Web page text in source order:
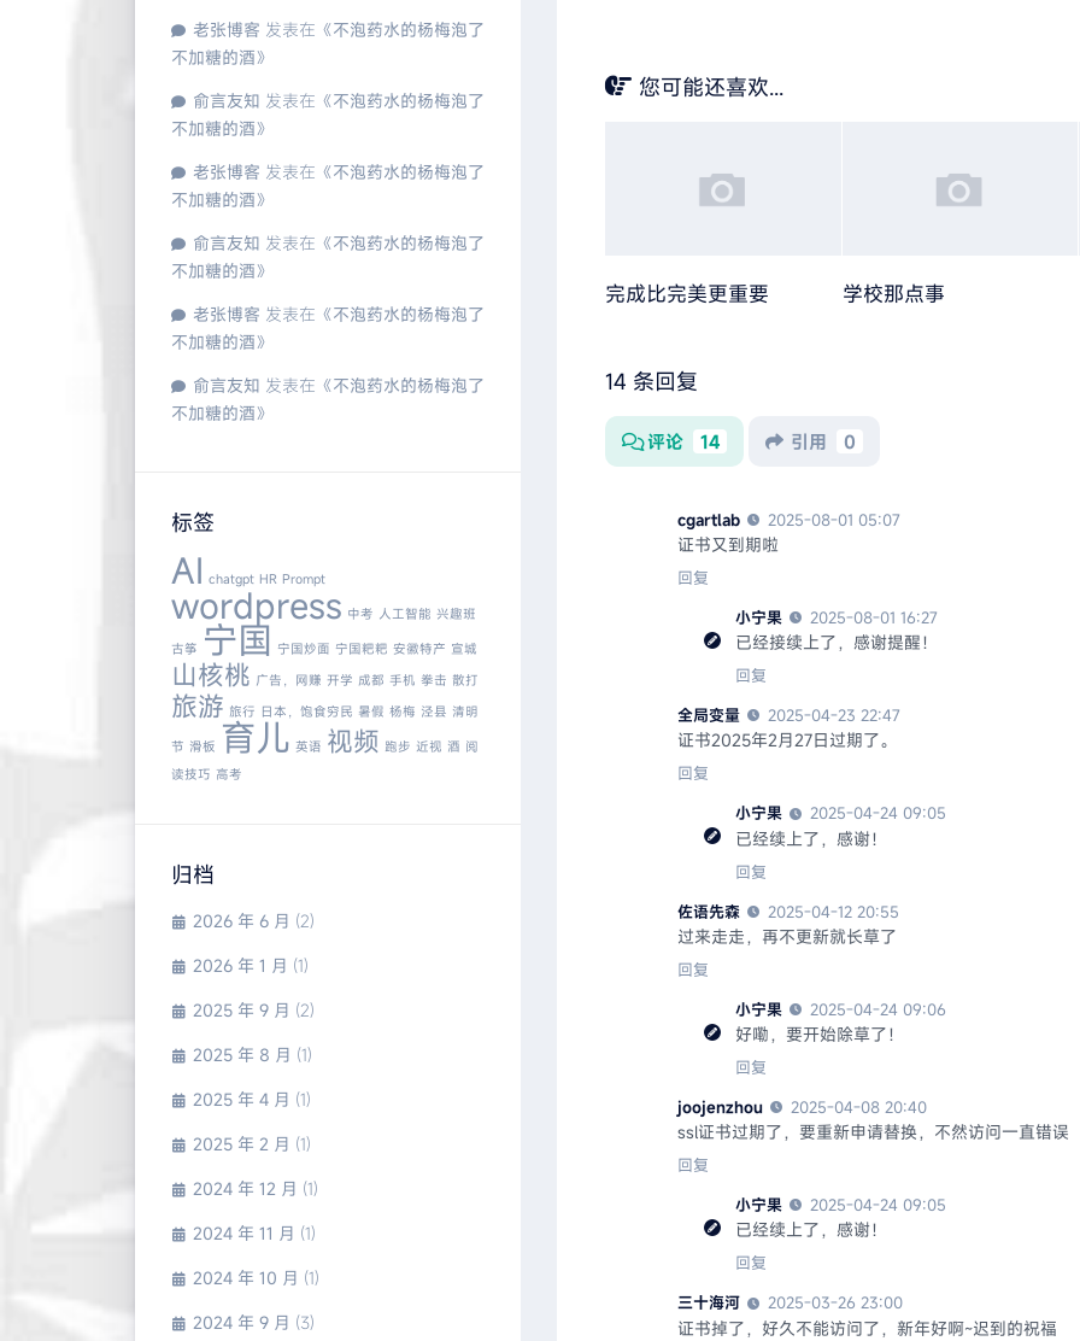
老张博客 发表在《不泡药水的杨梅泡了
不加糖的酒》
俞言友知 发表在《不泡药水的杨梅泡了
不加糖的酒》
老张博客 发表在《不泡药水的杨梅泡了
不加糖的酒》
俞言友知 发表在《不泡药水的杨梅泡了
不加糖的酒》
老张博客 发表在《不泡药水的杨梅泡了
不加糖的酒》
俞言友知 发表在《不泡药水的杨梅泡了
不加糖的酒》
标签
AI chatgpt HR Prompt
wordpress 中考 人工智能 兴趣班
古筝 宁国 宁国炒面 宁国粑粑 安徽特产 宣城
山核桃 广告，网赚 开学 成都 手机 拳击 散打
旅游 旅行 日本，饱食穷民 暑假 杨梅 泾县 清明
节 滑板 育儿 英语 视频 跑步 近视 酒 阅
读技巧 高考
归档
2026 年 6 月 (2)
2026 年 1 月 (1)
2025 年 9 月 (2)
2025 年 8 月 (1)
2025 年 4 月 (1)
2025 年 2 月 (1)
2024 年 12 月 (1)
2024 年 11 月 (1)
2024 年 10 月 (1)
2024 年 9 月 (3)
您可能还喜欢...
完成比完美更重要 学校那点事
14 条回复
评论 14 引用 0
cgartlab 2025-08-01 05:07
证书又到期啦
回复
小宁果
2025-08-01 16:27
已经接续上了，感谢提醒！
回复
全局变量
2025-04-23 22:47
证书2025年2月27日过期了。
回复
小宁果
2025-04-24 09:05
已经续上了，感谢！
回复
佐语先森
2025-04-12 20:55
过来走走，再不更新就长草了
回复
小宁果
2025-04-24 09:06
好嘞，要开始除草了！
回复
joojenzhou
2025-04-08 20:40
ssl证书过期了，要重新申请替换，不然访问一直错误
回复
小宁果
2025-04-24 09:05
已经续上了，感谢！
回复
三十海河
2025-03-26 23:00
证书掉了，好久不能访问了，新年好啊~迟到的祝福